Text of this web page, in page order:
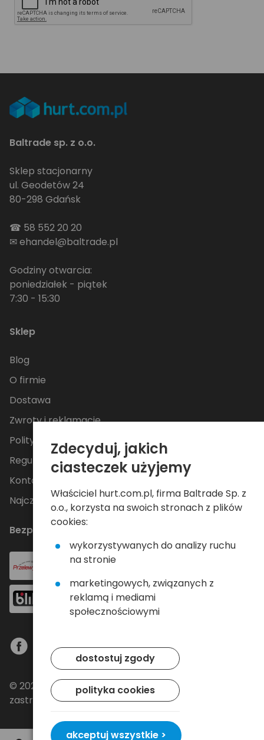
Baltrade sp. z o.o.
Sklep stacjonarny
ul. Geodetów 24
80-298 Gdańsk
☎ 58 552 20 20
✉ehandel@baltrade.pl
Godziny otwarcia:
poniedziałek - piątek
7:30 - 15:30
Sklep
Blog
O firmie
Dostawa
Zwroty i reklamacje
Polityka Prywatności
Regulamin
Kontakt
Najczęściej zadawane pytania
Bezpieczne płatności
© 2024 Baltrade sp. z o.o. - Wszelkie prawa
zastrzeżone.
Zdecyduj, jakich
ciasteczek użyjemy
Właściciel hurt.com.pl, firma Baltrade Sp. z
o.o., korzysta na swoich stronach z plików
cookies:
wykorzystywanych do analizy ruchu
na stronie
marketingowych, związanych z
reklamą i mediami
społecznościowymi
dostostuj zgody
polityka cookies
akceptuj wszystkie >